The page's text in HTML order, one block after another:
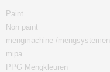
Paint
Non paint
mengmachine /mengsystemen
mipa
PPG Mengkleuren